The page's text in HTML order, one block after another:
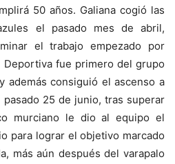
50 años. Galiana cogió las
el pasado mes de abril,
el trabajo empezado por
Deportiva fue primero del grupo
además consiguió el ascenso a
25 de junio, tras superar
murciano le dio al equipo el
para lograr el objetivo marcado
más aún después del varapalo